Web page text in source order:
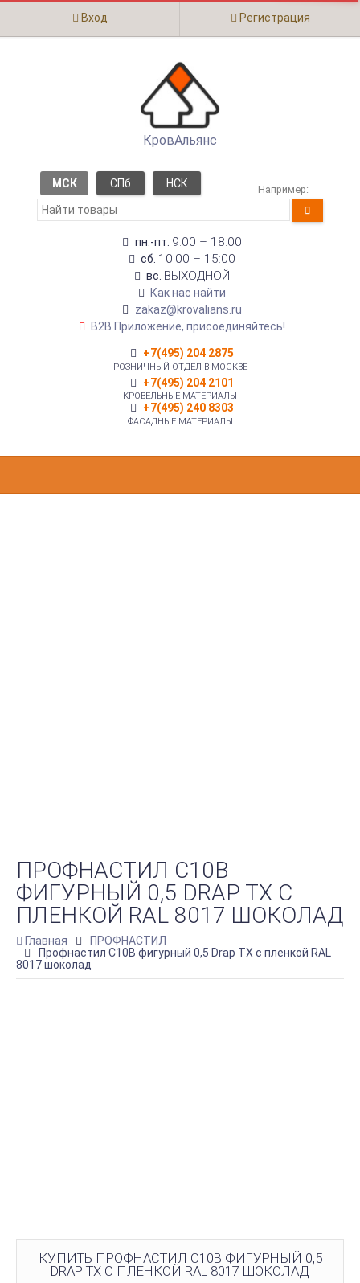
Вход Регистрация
КровАльянс
МСК СПб НСК Например:
пн.-пт. 9:00 – 18:00
сб. 10:00 – 15:00
вс. ВЫХОДНОЙ
Как нас найти
zakaz@krovalians.ru
B2B Приложение, присоединяйтесь!
+7(495) 204 2875
РОЗНИЧНЫЙ ОТДЕЛ В МОСКВЕ
+7(495) 204 2101
КРОВЕЛЬНЫЕ МАТЕРИАЛЫ
+7(495) 240 8303
ФАСАДНЫЕ МАТЕРИАЛЫ
ПРОФНАСТИЛ C10B
ФИГУРНЫЙ 0,5 DRAP TX С
ПЛЕНКОЙ RAL 8017 ШОКОЛАД
Главная
ПРОФНАСТИЛ
Профнастил C10B фигурный 0,5 Drap TX с пленкой RAL
8017 шоколад
КУПИТЬ ПРОФНАСТИЛ C10B ФИГУРНЫЙ 0,5
DRAP TX С ПЛЕНКОЙ RAL 8017 ШОКОЛАД